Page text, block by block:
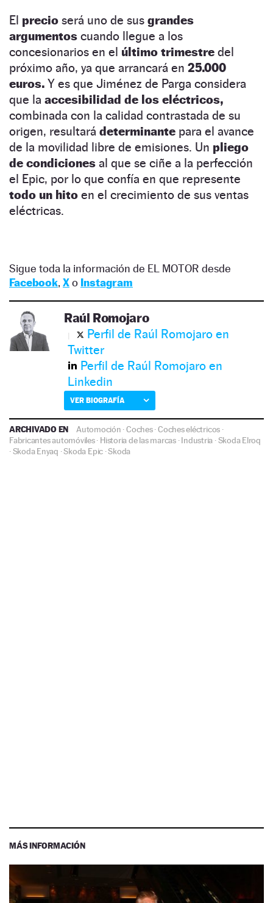
El precio será uno de sus grandes
argumentos cuando llegue a los
concesionarios en el último trimestre del
próximo año, ya que arrancará en 25.000
euros. Y es que Jiménez de Parga considera
que la accesibilidad de los eléctricos,
combinada con la calidad contrastada de su
origen, resultará determinante para el avance
de la movilidad libre de emisiones. Un pliego
de condiciones al que se ciñe a la perfección
el Epic, por lo que confía en que represente
todo un hito en el crecimiento de sus ventas
eléctricas.
Sigue toda la información de EL MOTOR desde
Facebook, Xo Instagram
Raúl Romojaro
Perfil de Raúl Romojaro en
Twitter
Perfil de Raúl Romojaro en
Linkedin
VER BIOGRAFÍA
ARCHIVADO EN Automoción ·Coches·Coches eléctricos ·
Fabricantes automóviles· Historia de las marcas·Industria ·Skoda Elroq
·Skoda Enyaq ·Skoda Epic ·Skoda
MÁS INFORMACIÓN